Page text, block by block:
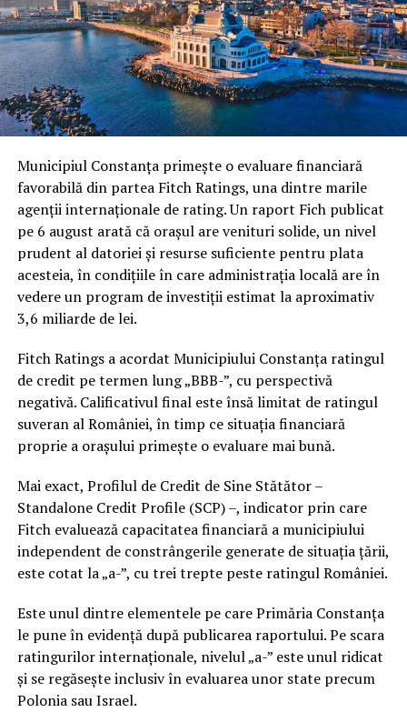
Municipiul Constanța primește o evaluare financiară
favorabilă din partea Fitch Ratings, una dintre marile
agenții internaționale de rating. Un raport Fich publicat
pe 6 august arată că orașul are venituri solide, un nivel
prudent al datoriei și resurse suficiente pentru plata
acesteia, în condițiile în care administrația locală are în
vedere un program de investiții estimat la aproximativ
3,6 miliarde de lei.
Fitch Ratings a acordat Municipiului Constanța ratingul
de credit pe termen lung „BBB-”, cu perspectivă
negativă. Calificativul final este însă limitat de ratingul
suveran al României, în timp ce situația financiară
proprie a orașului primește o evaluare mai bună.
Mai exact, Profilul de Credit de Sine Stătător –
Standalone Credit Profile (SCP) –, indicator prin care
Fitch evaluează capacitatea financiară a municipiului
independent de constrângerile generate de situația țării,
este cotat la „a-”, cu trei trepte peste ratingul României.
Este unul dintre elementele pe care Primăria Constanța
le pune în evidență după publicarea raportului. Pe scara
ratingurilor internaționale, nivelul „a-” este unul ridicat
și se regăsește inclusiv în evaluarea unor state precum
Polonia sau Israel.